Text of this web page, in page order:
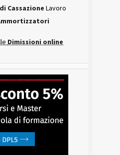
Cassazione Lavoro
Dimissioni online